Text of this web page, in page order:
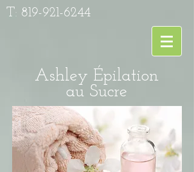
T: 819-921-6244
Ashley Épilation
au Sucre